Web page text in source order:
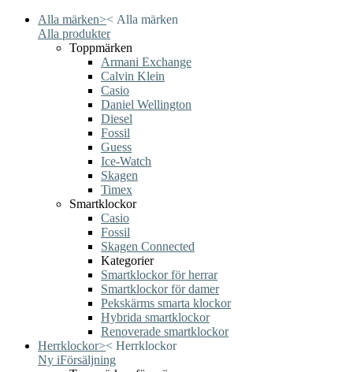
Alla märken>< Alla märken
Alla produkter
Toppmärken
Armani Exchange
Calvin Klein
Casio
Daniel Wellington
Diesel
Fossil
Guess
Ice-Watch
Skagen
Timex
Smartklockor
Casio
Fossil
Skagen Connected
Kategorier
Smartklockor för herrar
Smartklockor för damer
Pekskärms smarta klockor
Hybrida smartklockor
Renoverade smartklockor
Herrklockor>< Herrklockor
Ny iFörsäljning